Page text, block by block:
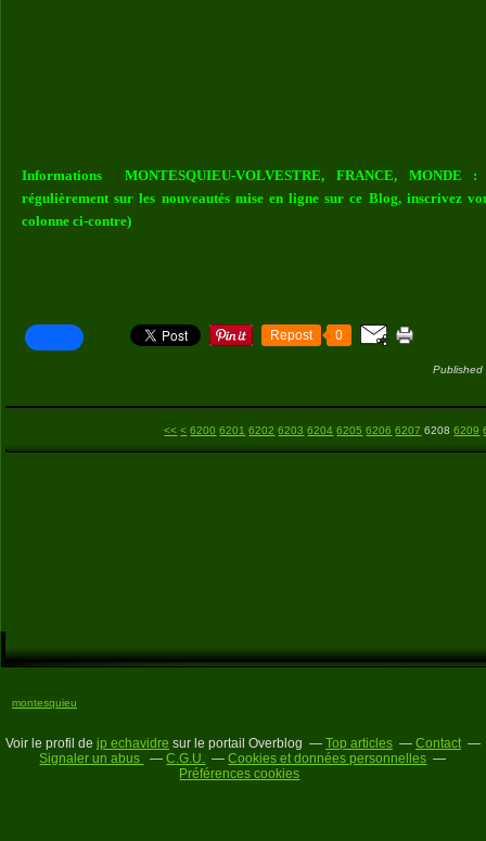
Informations MONTESQUIEU-VOLVESTRE, FRANCE, MONDE
régulièrement sur les nouveautés mise en ligne sur ce Blog, inscrivez
colonne ci-contre)
Repost 0
Published
<< < 6200 6201 6202 6203 6204 6205 6206 6207 6208 6209
montesquieu
Voir le profil de jp echavidre sur le portail Overblog Top articles
Contact
Signaler un abus
C.G.U.
Cookies et données personnelles
Préférences cookies